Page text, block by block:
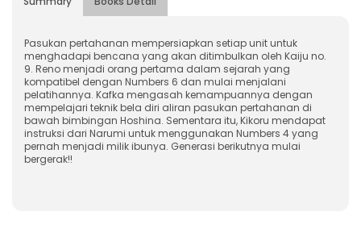
Pasukan pertahanan mempersiapkan setiap unit untuk
menghadapi bencana yang akan ditimbulkan oleh Kaiju no.
9. Reno menjadi orang pertama dalam sejarah yang
kompatibel dengan Numbers 6 dan mulai menjalani
pelatihannya. Kafka mengasah kemampuannya dengan
mempelajari teknik bela diri aliran pasukan pertahanan di
bawah bimbingan Hoshina. Sementara itu, Kikoru mendapat
instruksi dari Narumi untuk menggunakan Numbers 4 yang
pernah menjadi milik ibunya. Generasi berikutnya mulai
bergerak!!